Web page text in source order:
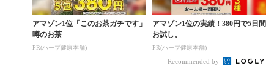
アマゾン1位「このお茶ガチです」
噂のお茶
PR(ハーブ健康本舗)
アマゾン1位の実績！380円で5日間
お試し。
PR(ハーブ健康本舗)
Recommended by